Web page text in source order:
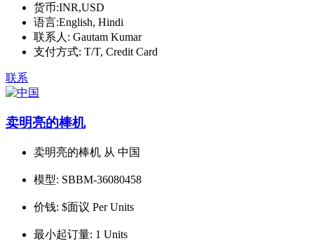
货币:INR,USD
语言:English, Hindi
联系人: Gautam Kumar
支付方式: T/T, Credit Card
联系
卖明亮的棒机
卖明亮的棒机 从 中国
模型: SBBM-36080458
价钱: $面议 Per Units
最小起订量: 1 Units